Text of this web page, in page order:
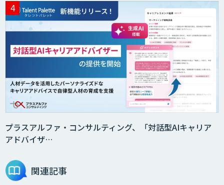
プラスアルファ・コンサルティング、「対話型AIキャリア
アドバイザ…
関連記事